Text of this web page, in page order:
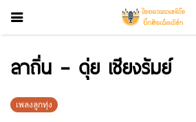
ลาถิ่น – ดุ่ย เชียงรัมย์
เพลงลูกทุ่ง